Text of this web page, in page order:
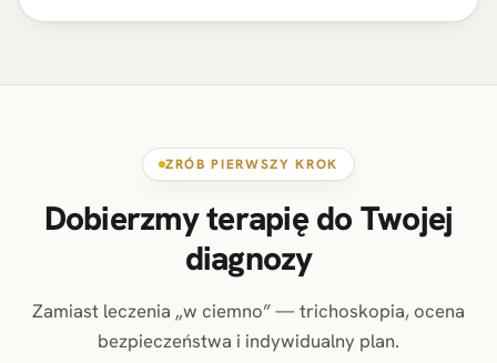
ZRÓB PIERWSZY KROK
Dobierzmy terapię do Twojej
diagnozy
Zamiast leczenia „w ciemno” — trichoskopia, ocena
bezpieczeństwa i indywidualny plan.